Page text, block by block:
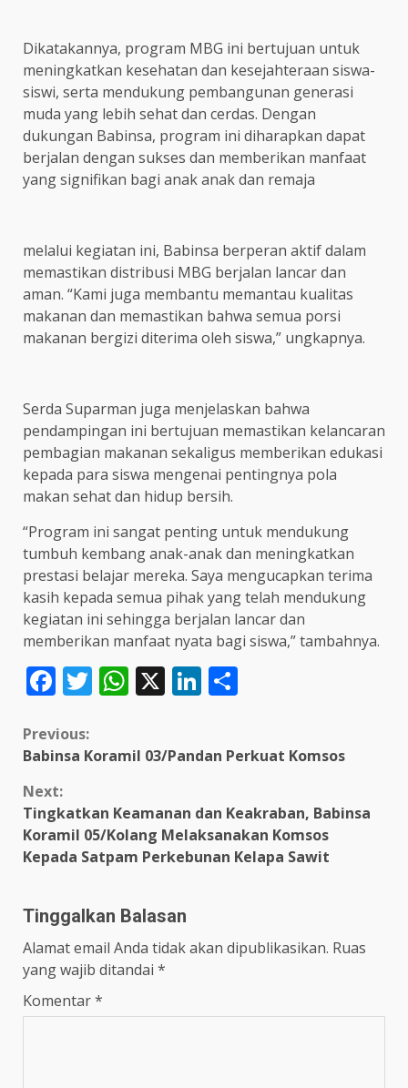
Dikatakannya, program MBG ini bertujuan untuk
meningkatkan kesehatan dan kesejahteraan siswa-
siswi, serta mendukung pembangunan generasi
muda yang lebih sehat dan cerdas. Dengan
dukungan Babinsa, program ini diharapkan dapat
berjalan dengan sukses dan memberikan manfaat
yang signifikan bagi anak anak dan remaja
melalui kegiatan ini, Babinsa berperan aktif dalam
memastikan distribusi MBG berjalan lancar dan
aman. “Kami juga membantu memantau kualitas
makanan dan memastikan bahwa semua porsi
makanan bergizi diterima oleh siswa,” ungkapnya.
Serda Suparman juga menjelaskan bahwa
pendampingan ini bertujuan memastikan kelancaran
pembagian makanan sekaligus memberikan edukasi
kepada para siswa mengenai pentingnya pola
makan sehat dan hidup bersih.
“Program ini sangat penting untuk mendukung
tumbuh kembang anak-anak dan meningkatkan
prestasi belajar mereka. Saya mengucapkan terima
kasih kepada semua pihak yang telah mendukung
kegiatan ini sehingga berjalan lancar dan
memberikan manfaat nyata bagi siswa,” tambahnya.
Facebook
Twitter
WhatsApp
X LinkedIn
Continue
Previous:
Babinsa Koramil 03/Pandan Perkuat Komsos
Next:
Tingkatkan Keamanan dan Keakraban, Babinsa
Koramil 05/Kolang Melaksanakan Komsos
Kepada Satpam Perkebunan Kelapa Sawit
Tinggalkan Balasan
Alamat email Anda tidak akan dipublikasikan. Ruas
yang wajib ditandai *
Komentar*